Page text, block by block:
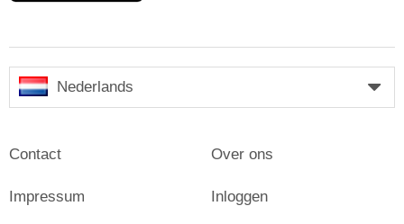
Nederlands
Contact
Impressum
Over ons
Inloggen